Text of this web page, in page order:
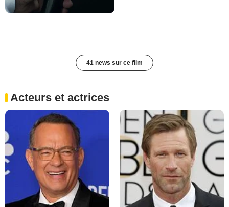
41 news sur ce film
Acteurs et actrices